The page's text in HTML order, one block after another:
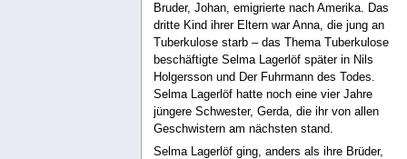
Bruder, Johan, emigrierte nach Amerika. Das
dritte Kind ihrer Eltern war Anna, die jung an
Tuberkulose starb – das Thema Tuberkulose
beschäftigte Selma Lagerlöf später in Nils
Holgersson und Der Fuhrmann des Todes.
Selma Lagerlöf hatte noch eine vier Jahre
jüngere Schwester, Gerda, die ihr von allen
Geschwistern am nächsten stand.
Selma Lagerlöf ging, anders als ihre Brüder,